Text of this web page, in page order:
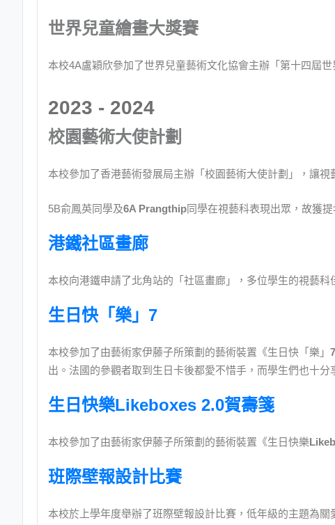
世界兒童繪畫大獎賽
本校4A盧穎欣參加了世界兒童藝術文化協會主辦「第十四屆
2023 - 2024
校園藝術大使計劃
本校參加了香港藝術發展局主辦「校園藝術大使計劃」，讓視
5B俞鳳英同學及6A Prangthip同學在視藝科表現出眾，故獲
港鐵社區畫廊
本校向港鐵申請了北角站的「社區畫廊」，多位學生的視藝
生日快「樂」7
本校參加了由藝術家伊藤子所策劃的藝術裝置《生日快「樂」 7
出。法國的參觀者取到生日卡後都愛不惜手，而學生們也十分
生日快樂Likeboxes 2.0賀壽箋
本校參加了由藝術家伊藤子所策劃的藝術裝置《生日快樂
班際壁報設計比賽
本校於上學年度舉辦了班際壁報設計比賽，低年級的主題為